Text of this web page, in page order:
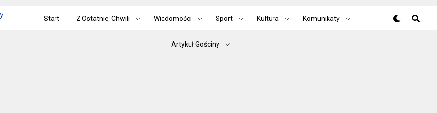
Start Z Ostatniej Chwili Wiadomości Sport Kultura Komunikaty
Artykuł Gościny